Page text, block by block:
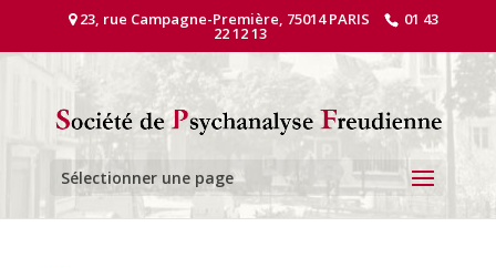
23, rue Campagne-Première, 75014 PARIS 01 43
22 12 13
Sélectionner une page